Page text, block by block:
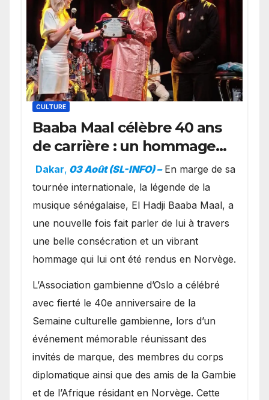
CULTURE
Baaba Maal célèbre 40 ans
de carrière : un hommage
exceptionnel à Oslo en
présence de la famille
royale.
Dakar, 03 Août (SL-INFO) – ​En marge de sa
tournée internationale, la légende de la
musique sénégalaise, El Hadji Baaba Maal, a
une nouvelle fois fait parler de lui à travers
une belle consécration et un vibrant
hommage qui lui ont été rendus en Norvège.
​L’Association gambienne d’Oslo a célébré
avec fierté le 40e anniversaire de la
Semaine culturelle gambienne, lors d’un
événement mémorable réunissant des
invités de marque, des membres du corps
diplomatique ainsi que des amis de la Gambie
et de l’Afrique résidant en Norvège. Cette